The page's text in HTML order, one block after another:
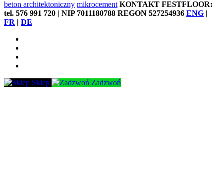
beton architektoniczny mikrocement KONTAKT FESTFLOOR:
tel. 576 991 720 | NIP 7011180788 REGON 527254936 ENG
FR
DE
Sklep Zadzwoń